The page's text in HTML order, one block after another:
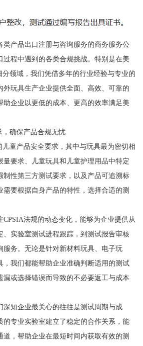
类产品出口注册与咨询服务的商务服务公
过程中遇到的各类合规挑战。特别是在美
领域，我们凭借多年的行业经验与专业的
外玩具生产企业提供全面、高效、可靠的
助企业以更低的成本、更高的效率满足美
，确保产品合规无忧
童产品安全要求，其中与玩具最为密切相
量要求、儿童玩具和儿童护理用品中特定
制性第三方测试要求，以及产品可追溯标
要根据自身产品的特性，选择合适的测
法规的动态变化，能够为企业提供从
、实验室测试进程跟踪，到测试报告审核
服务。无论是针对新材料玩具、电子玩
，我们都能帮助企业准确判断适用的测试
漏或选择错误而导致的不必要返工与成本
深知企业最关心的往往是测试周期与成
的专业实验室建立了稳定的合作关系，能
，帮助企业在最短时间内获取有效的测